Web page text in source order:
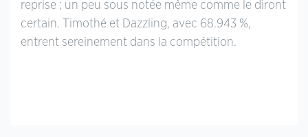
reprise ; un peu sous notée même comme le diront
certain. Timothé et Dazzling, avec 68.943 %,
entrent sereinement dans la compétition.